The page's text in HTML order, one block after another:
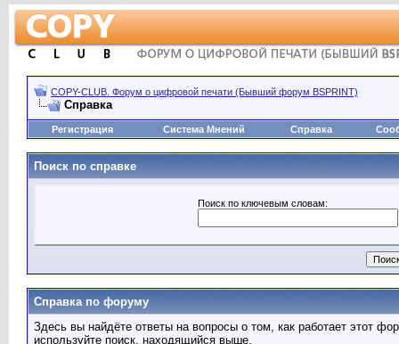
COPY-CLUB. Форум о цифровой печати (Бывший форум BSPRINT)
Справка
Регистрация Система Мнений Справка
Поиск по справке
Поиск по ключевым словам:
Справка по форуму
Здесь вы найдёте ответы на вопросы о том, как работает этот
используйте поиск, находящийся выше.